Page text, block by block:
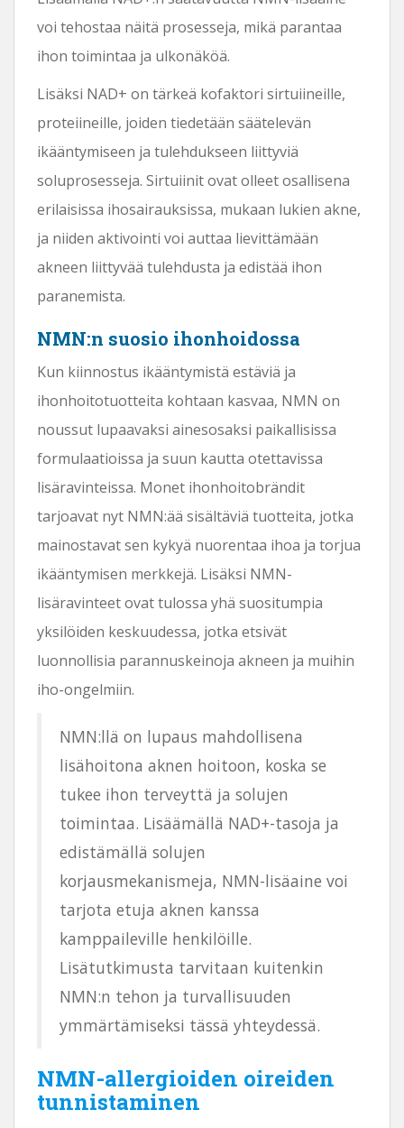
voi tehostaa näitä prosesseja, mikä parantaa
ihon toimintaa ja ulkonäköä.
Lisäksi NAD+ on tärkeä kofaktori sirtuiineille,
proteiineille, joiden tiedetään säätelevän
ikääntymiseen ja tulehdukseen liittyviä
soluprosesseja. Sirtuiinit ovat olleet osallisena
erilaisissa ihosairauksissa, mukaan lukien akne,
ja niiden aktivointi voi auttaa lievittämään
akneen liittyvää tulehdusta ja edistää ihon
paranemista.
NMN:n suosio ihonhoidossa
Kun kiinnostus ikääntymistä estäviä ja
ihonhoitotuotteita kohtaan kasvaa, NMN on
noussut lupaavaksi ainesosaksi paikallisissa
formulaatioissa ja suun kautta otettavissa
lisäravinteissa. Monet ihonhoitobrändit
tarjoavat nyt NMN:ää sisältäviä tuotteita, jotka
mainostavat sen kykyä nuorentaa ihoa ja torjua
ikääntymisen merkkejä. Lisäksi NMN-
lisäravinteet ovat tulossa yhä suositumpia
yksilöiden keskuudessa, jotka etsivät
luonnollisia parannuskeinoja akneen ja muihin
iho-ongelmiin.
NMN:llä on lupaus mahdollisena
lisähoitona aknen hoitoon, koska se
tukee ihon terveyttä ja solujen
toimintaa. Lisäämällä NAD+-tasoja ja
edistämällä solujen
korjausmekanismeja, NMN-lisäaine voi
tarjota etuja aknen kanssa
kamppaileville henkilöille.
Lisätutkimusta tarvitaan kuitenkin
NMN:n tehon ja turvallisuuden
ymmärtämiseksi tässä yhteydessä.
NMN-allergioiden oireiden
tunnistaminen